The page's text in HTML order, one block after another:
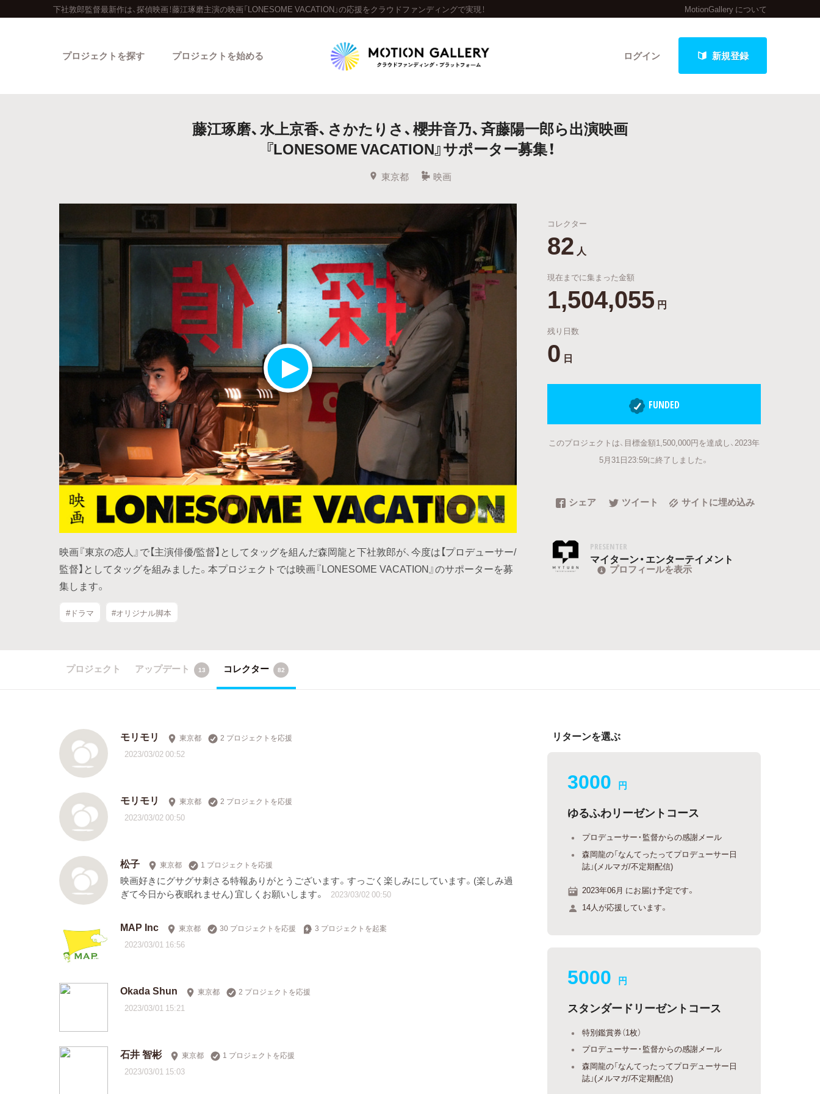
下社敦郎監督最新作は、探偵映画！藤江琢磨主演の映画「LONESOME VACATION」の応援をクラウドファンディングで実現！ MotionGallery について
ログイン 新規登録
プロジェクトを探す
人気のプロジェクト 新着プロジェクト 終了間近のプロジェクト
Feature
カテゴリーから探す タグから探す キュレーターから探す 特集から探す
Legendary
最新達成プロジェクト 調達額が大きいプロジェクト
プロジェクトを始める
藤江琢磨、水上京香、さかたりさ、櫻井音乃、斉藤陽一郎ら出演映画
『LONESOME VACATION』サポーター募集！
東京都 映画
映画『東京の恋人』で【主演俳優/監督】としてタッグを組んだ森岡龍と下社敦郎が、今度は【プロデューサー/
監督】としてタッグを組みました。本プロジェクトでは映画『LONESOME VACATION』のサポーターを募
集します。
#ドラマ #オリジナル脚本
コレクター
82 人
現在までに集まった金額
1,504,055 円
残り日数
0 日
FUNDED
このプロジェクトは、目標金額1,500,000円を達成し、2023年
5月31日23:59に終了しました。
シェア ツイート サイトに埋め込み
PRESENTER
マイターン・エンターテイメント
プロフィールを表示
プロジェクト アップデート 13 コレクター 82
モリモリ 東京都 2 プロジェクトを応援
2023/03/02 00:52
モリモリ 東京都 2 プロジェクトを応援
2023/03/02 00:50
松子 東京都 1 プロジェクトを応援
映画好きにグサグサ刺さる特報ありがとうございます。すっごく楽しみにしています。(楽しみ過
ぎて今日から夜眠れません) 宜しくお願いします。
2023/03/02 00:50
MAP Inc 東京都 30 プロジェクトを応援 3 プロジェクトを起案
2023/03/01 16:56
Okada Shun 東京都 2 プロジェクトを応援
2023/03/01 15:21
石井 智彬 東京都 1 プロジェクトを応援
2023/03/01 15:03
リターンを選ぶ
3000 円
ゆるふわリーゼントコース
プロデューサー・監督からの感謝メール
森岡龍の「なんてったってプロデューサー日
誌」(メルマガ/不定期配信)
2023年06月 にお届け予定です。
14人が応援しています。
5000 円
スタンダードリーゼントコース
特別鑑賞券（1枚）
プロデューサー・監督からの感謝メール
森岡龍の「なんてったってプロデューサー日
誌」(メルマガ/不定期配信)